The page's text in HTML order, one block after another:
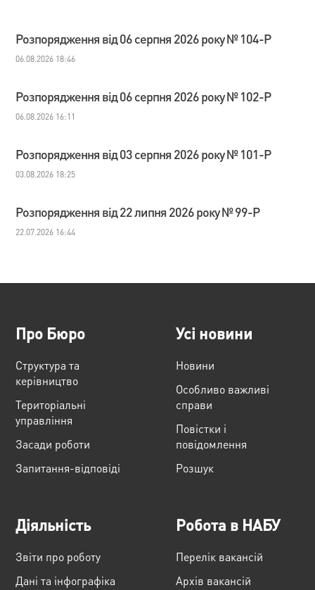
Розпорядження від 06 серпня 2026 року № 104-Р
06.08.2026 18:46
Розпорядження від 06 серпня 2026 року № 102-Р
06.08.2026 16:11
Розпорядження від 03 серпня 2026 року № 101-Р
03.08.2026 18:25
Розпорядження від 22 липня 2026 року № 99-Р
22.07.2026 16:44
Про Бюро
Структура та
керівництво
Територіальні
управління
Засади роботи
Запитання-відповіді
Усі новини
Новини
Особливо важливі
справи
Повістки і
повідомлення
Розшук
Діяльність
Звіти про роботу
Дані та інфографіка
Робота в НАБУ
Перелік вакансій
Архів вакансій